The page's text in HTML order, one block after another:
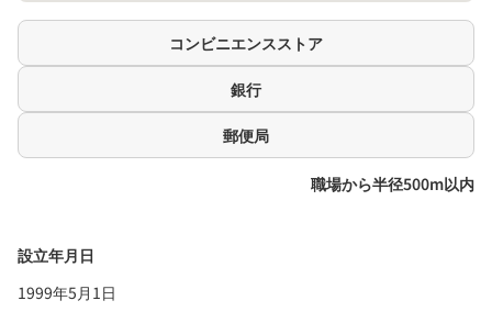
コンビニエンスストア
銀行
郵便局
職場から半径500m以内
設立年月日
1999年5月1日